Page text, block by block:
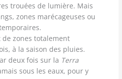
trouées de lumière. Mais
zones marécageuses ou
zones totalement
à la saison des pluies.
deux fois sur la Terra
sous les eaux, pour y